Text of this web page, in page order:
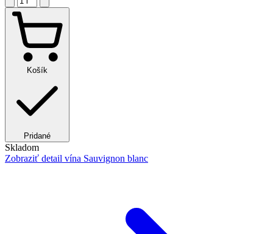
Košík
Pridané
Skladom
Zobraziť detail vína Sauvignon blanc